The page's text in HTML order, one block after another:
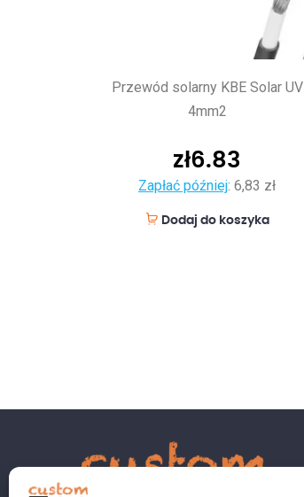
Przewód solarny KBE Solar UV
4mm2
zł6.83
Zapłać później: 6,83 zł
Dodaj do koszyka